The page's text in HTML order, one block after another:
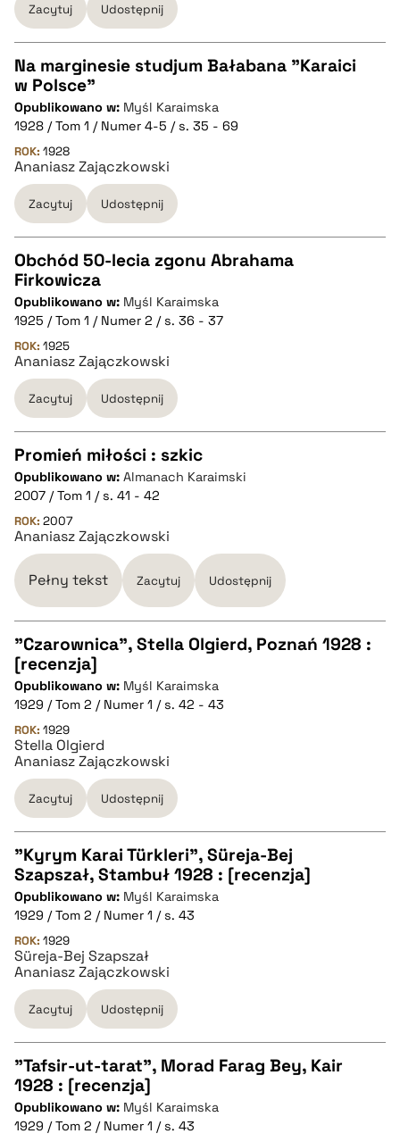
Zacytuj Udostępnij
CZYSTY TEKST
pobierz cytat
BIBTEX
pobierz cytat
Na marginesie studjum Bałabana "Karaici
w Polsce"
Opublikowano w: Myśl Karaimska
1928 / Tom 1 / Numer 4-5 / s. 35 - 69
ROK: 1928
Ananiasz Zajączkowski
Zacytuj Udostępnij
CZYSTY TEKST
pobierz cytat
BIBTEX
pobierz cytat
Obchód 50-lecia zgonu Abrahama
Firkowicza
Opublikowano w: Myśl Karaimska
1925 / Tom 1 / Numer 2 / s. 36 - 37
ROK: 1925
Ananiasz Zajączkowski
Zacytuj Udostępnij
CZYSTY TEKST
pobierz cytat
pobierz cytat
Promień miłości : szkic
Opublikowano w: Almanach Karaimski
2007 / Tom 1 / s. 41 - 42
ROK: 2007
Ananiasz Zajączkowski
Pełny tekst Zacytuj Udostępnij
CZYSTY TEKST
pobierz cytat
BIBTEX
pobierz cytat
"Czarownica", Stella Olgierd, Poznań 1928 :
[recenzja]
Opublikowano w: Myśl Karaimska
1929 / Tom 2 / Numer 1 / s. 42 - 43
ROK: 1929
Stella Olgierd
Ananiasz Zajączkowski
Zacytuj Udostępnij
CZYSTY TEKST
pobierz cytat
BIBTEX
pobierz cytat
"Kyrym Karai Türkleri", Süreja-Bej
Szapszał, Stambuł 1928 : [recenzja]
Opublikowano w: Myśl Karaimska
1929 / Tom 2 / Numer 1 / s. 43
ROK: 1929
Süreja-Bej Szapszał
Ananiasz Zajączkowski
Zacytuj Udostępnij
CZYSTY TEKST
"Tafsir-ut-tarat", Morad Farag Bey, Kair
1928 : [recenzja]
Opublikowano w: Myśl Karaimska
1929 / Tom 2 / Numer 1 / s. 43